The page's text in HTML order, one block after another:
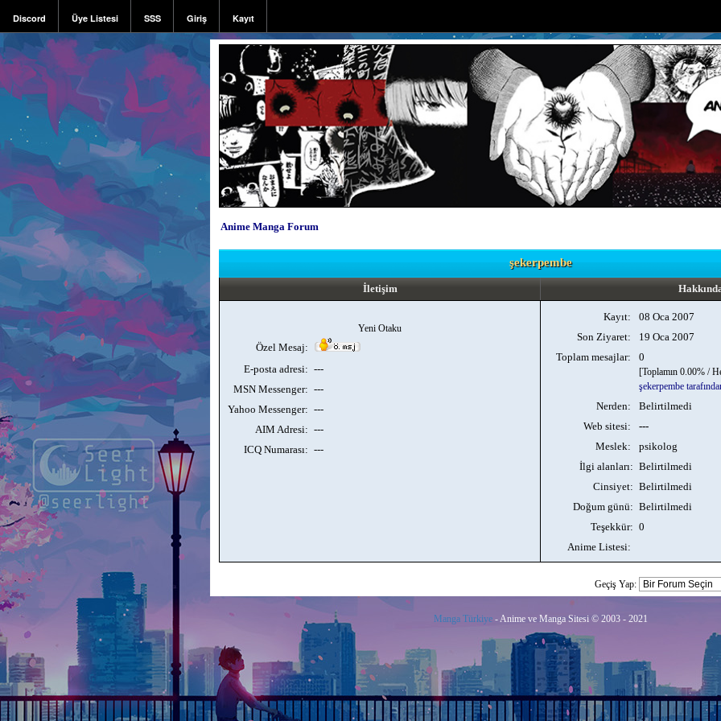
Discord Üye Listesi SSS Giriş Kayıt
Anime Manga Forum
şekerpembe
İletişim
Yeni Otaku
Özel Mesaj:
E-posta adresi: ---
MSN Messenger: ---
Yahoo Messenger: ---
AIM Adresi: ---
ICQ Numarası: ---
Kayıt:
08 Oca 2007
Son Ziyaret:
19 Oca 2007
Toplam mesajlar:
0
[Toplamın 0.00% /
şekerpembe
Nerden:
Belirtilmedi
Web sitesi:
---
Meslek:
psikolog
İlgi alanları: Belirtilmedi
Cinsiyet: Belirtilmedi
Doğum günü: Belirtilmedi
Teşekkür: 0
Anime Listesi:
Geçiş Yap:
Manga Türkiye - Anime ve Manga Sitesi © 2003 - 2021